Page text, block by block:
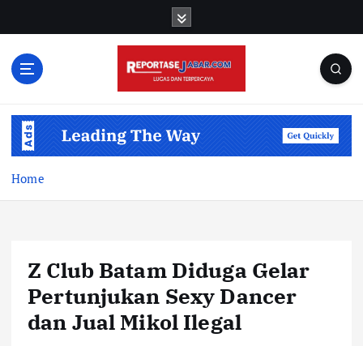
Home
Z Club Batam Diduga Gelar
Pertunjukan Sexy Dancer
dan Jual Mikol Ilegal